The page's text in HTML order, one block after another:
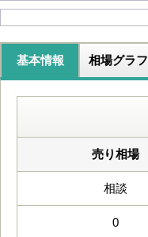
基本情報 相場グラフ
売り相場
相談
0